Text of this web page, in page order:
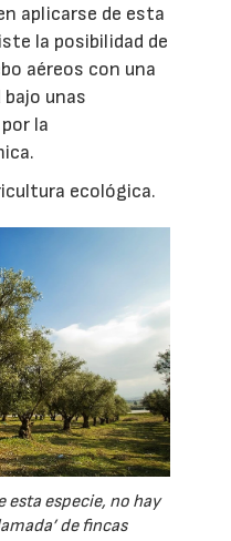
aplicarse de esta
la posibilidad de
aéreos con una
unas
la
ecológica.
esta especie, no hay
de fincas